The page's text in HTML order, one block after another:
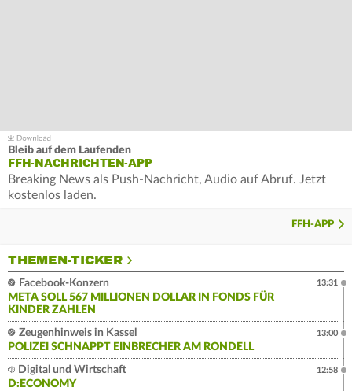
Bleib auf dem Laufenden
FFH-NACHRICHTEN-APP
Breaking News als Push-Nachricht, Audio auf Abruf. Jetzt
kostenlos laden.
FFH-APP
THEMEN-TICKER
Facebook-Konzern
META SOLL 567 MILLIONEN DOLLAR IN FONDS FÜR
KINDER ZAHLEN
13:31
Zeugenhinweis in Kassel
POLIZEI SCHNAPPT EINBRECHER AM RONDELL
13:00
Digital und Wirtschaft
D:ECONOMY
12:58